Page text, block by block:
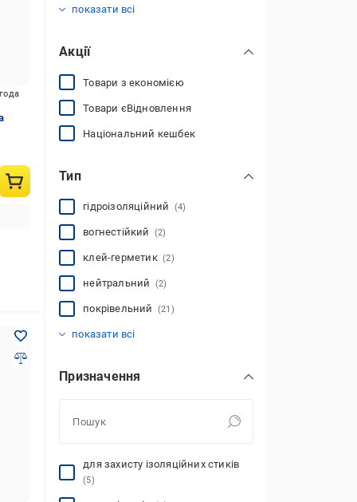
показати всі
Акції
Товари з економією
Товари єВідновлення
Національний кешбек
Тип
гідроізоляційний (4)
вогнестійкий (2)
клей-герметик(2)
нейтральний (2)
покрівельний (21)
показати всі
Призначення
для захисту ізоляційних стиків
(5)